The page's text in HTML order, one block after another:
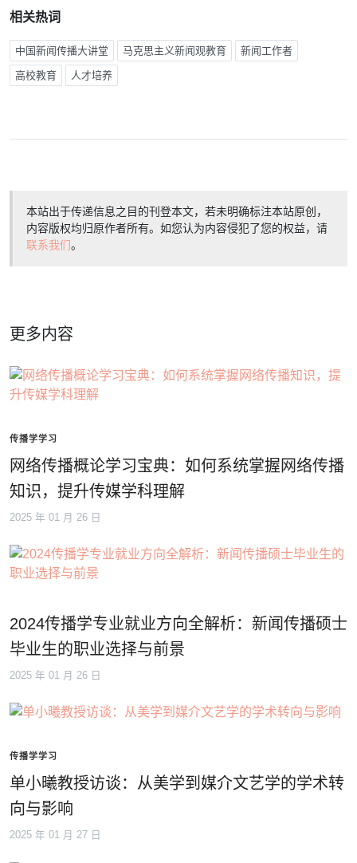
相关热词
中国新闻传播大讲堂 马克思主义新闻观教育 新闻工作者
高校教育 人才培养
本站出于传递信息之目的刊登本文，若未明确标注本站原创，
内容版权均归原作者所有。如您认为内容侵犯了您的权益，请
联系我们。
更多内容
传播学学习
网络传播概论学习宝典：如何系统掌握网络传播
知识，提升传媒学科理解
2025 年 01 月 26 日
2024传播学专业就业方向全解析：新闻传播硕士
毕业生的职业选择与前景
2025 年 01 月 26 日
传播学学习
单小曦教授访谈：从美学到媒介文艺学的学术转
向与影响
2025 年 01 月 27 日